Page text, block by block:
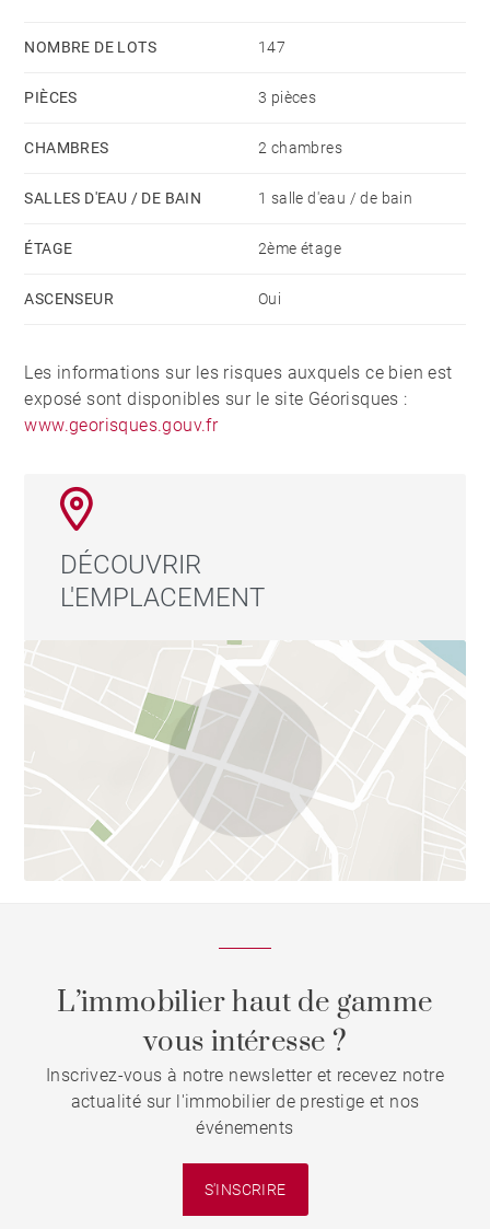
NOMBRE DE LOTS 147
PIÈCES 3 pièces
CHAMBRES 2 chambres
SALLES D'EAU / DE BAIN 1 salle d'eau / de bain
ÉTAGE 2ème étage
ASCENSEUR Oui
Les informations sur les risques auxquels ce bien est
exposé sont disponibles sur le site Géorisques :
www.georisques.gouv.fr
DÉCOUVRIR
L'EMPLACEMENT
L’immobilier haut de gamme
vous intéresse ?
Inscrivez-vous à notre newsletter et recevez notre
actualité sur l'immobilier de prestige et nos
événements
S'INSCRIRE